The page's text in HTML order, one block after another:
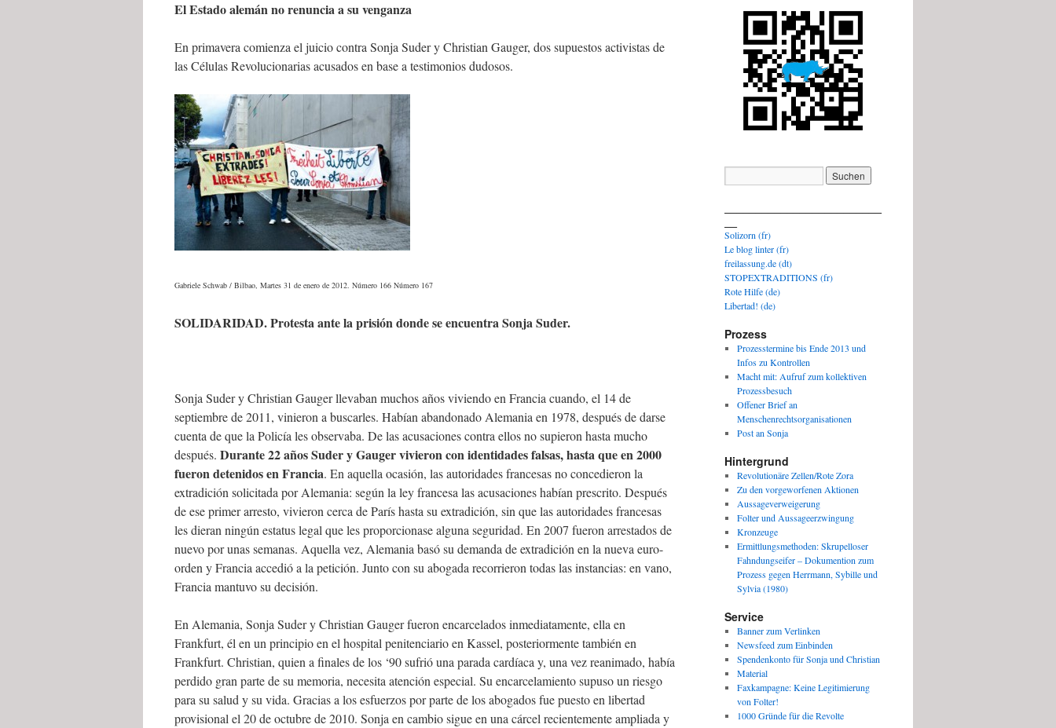
El Estado alemán no renuncia a su venganza
En primavera comienza el juicio contra Sonja Suder y Christian Gauger, dos supuestos activistas de
las Células Revolucionarias acusados en base a testimonios dudosos.
Gabriele Schwab / Bilbao, Martes 31 de enero de 2012. Número 166 Número 167
SOLIDARIDAD. Protesta ante la prisión donde se encuentra Sonja Suder.
Sonja Suder y Christian Gauger llevaban muchos años viviendo en Francia cuando, el 14 de
septiembre de 2011, vinieron a buscarles. Habían abandonado Alemania en 1978, después de darse
cuenta de que la Policía les observaba. De las acusaciones contra ellos no supieron hasta mucho
después. Durante 22 años Suder y Gauger vivieron con identidades falsas, hasta que en 2000
fueron detenidos en Francia. En aquella ocasión, las autoridades francesas no concedieron la
extradición solicitada por Alemania: según la ley francesa las acusaciones habían prescrito. Después
de ese primer arresto, vivieron cerca de París hasta su extradición, sin que las autoridades francesas
les dieran ningún estatus legal que les proporcionase alguna seguridad. En 2007 fueron arrestados de
nuevo por unas semanas. Aquella vez, Alemania basó su demanda de extradición en la nueva euro-
orden y Francia accedió a la petición. Junto con su abogada recorrieron todas las instancias: en vano,
Francia mantuvo su decisión.
En Alemania, Sonja Suder y Christian Gauger fueron encarcelados inmediatamente, ella en
Frankfurt, él en un principio en el hospital penitenciario en Kassel, posteriormente también en
Frankfurt. Christian, quien a finales de los ‘90 sufrió una parada cardíaca y, una vez reanimado, había
perdido gran parte de su memoria, necesita atención especial. Su encarcelamiento supuso un riesgo
para su salud y su vida. Gracias a los esfuerzos por parte de los abogados fue puesto en libertad
provisional el 20 de octubre de 2010. Sonja en cambio sigue en una cárcel recientemente ampliada y
Solizorn (fr)
Le blog linter (fr)
freilassung.de (dt)
STOPEXTRADITIONS (fr)
Rote Hilfe (de)
Libertad! (de)
Prozess
Prozesstermine bis Ende 2013 und
Infos zu Kontrollen
Macht mit: Aufruf zum kollektiven
Prozessbesuch
Offener Brief an
Menschenrechtsorganisationen
Post an Sonja
Hintergrund
Revolutionäre Zellen/Rote Zora
Zu den vorgeworfenen Aktionen
Aussageverweigerung
Folter und Aussageerzwingung
Kronzeuge
Ermittlungsmethoden: Skrupelloser
Fahndungseifer – Dokumention zum
Prozess gegen Herrmann, Sybille und
Sylvia (1980)
Service
Banner zum Verlinken
Newsfeed zum Einbinden
Spendenkonto für Sonja und Christian
Material
Faxkampagne: Keine Legitimierung
von Folter!
1000 Gründe für die Revolte